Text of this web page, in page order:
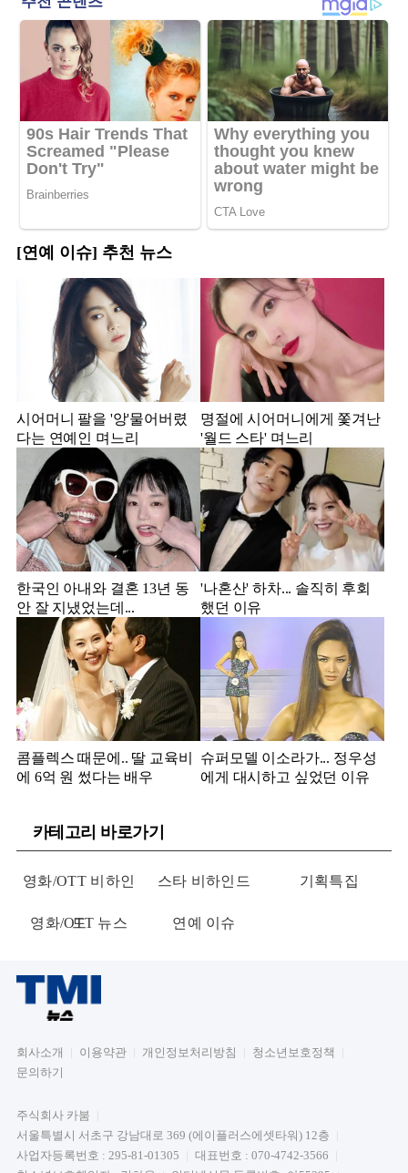
[연예 이슈] 추천 뉴스
시어머니 팔을 '앙'물어버렸
다는 연예인 며느리
명절에 시어머니에게 쫓겨난
'월드 스타' 며느리
한국인 아내와 결혼 13년 동
안 잘 지냈었는데...
'나혼산' 하차... 솔직히 후회
했던 이유
콤플렉스 때문에.. 딸 교육비
에 6억 원 썼다는 배우
슈퍼모델 이소라가... 정우성
에게 대시하고 싶었던 이유
카테고리 바로가기
영화/OTT 비하인
드
스타 비하인드 기획특집
영화/OTT 뉴스 연예 이슈
회사소개 이용약관 개인정보처리방침
청소년보호정책
문의하기
주식회사 카붐
서울특별시 서초구 강남대로 369 (에이플러스에셋타워) 12층
사업자등록번호 : 295-81-01305
대표번호 : 070-4742-3566